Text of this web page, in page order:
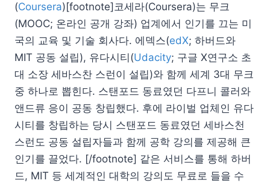
(Coursera)[footnote]코세라(Coursera)는 무크
(MOOC; 온라인 공개 강좌) 업계에서 인기를 끄는 미
국의 교육 및 기술 회사다. 에덱스(edX; 하버드와
MIT 공동 설립), 유다시티(Udacity; 구글 X연구소 초
대 소장 세바스찬 스런이 설립)와 함께 세계 3대 무크
중 하나로 뽑힌다. 스탠포드 동료였던 다프니 콜러와
앤드류 응이 공동 창립했다. 후에 라이벌 업체인 유다
시티를 창립하는 당시 스탠포드 동료였던 세바스천
스런도 공동 설립자들과 함께 공학 강의를 제공해 큰
인기를 끌었다. [/footnote] 같은 서비스를 통해 하버
드, MIT 등 세계적인 대학의 강의도 무료로 들을 수